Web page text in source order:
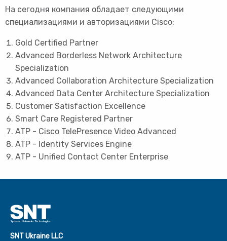
На сегодня компания обладает следующими
специализациями и авторизациями Cisco:
Gold Certified Partner
Advanced Borderless Network Architecture
Specialization
Advanced Collaboration Architecture Specialization
Advanced Data Center Architecture Specialization
Customer Satisfaction Excellence
Smart Care Registered Partner
ATP - Cisco TelePresence Video Advanced
ATP - Identity Services Engine
ATP - Unified Contact Center Enterprise
SNT Ukraine LLC